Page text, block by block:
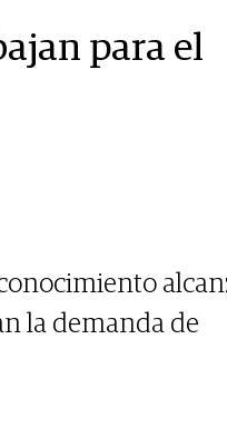
para el
la demanda de